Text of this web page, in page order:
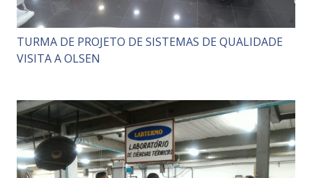
TURMA DE PROJETO DE SISTEMAS DE QUALIDADE
VISITA A OLSEN